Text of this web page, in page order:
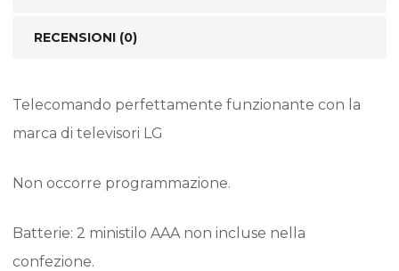
RECENSIONI (0)
Telecomando perfettamente funzionante con la
marca di televisori LG
Non occorre programmazione.
Batterie: 2 ministilo AAA non incluse nella
confezione.